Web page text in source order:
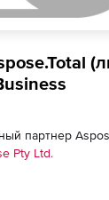
партнер
Pty Ltd.